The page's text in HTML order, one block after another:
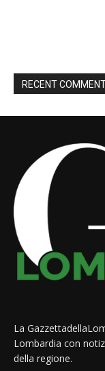
RECENT
La
Lombardia con
della regione.